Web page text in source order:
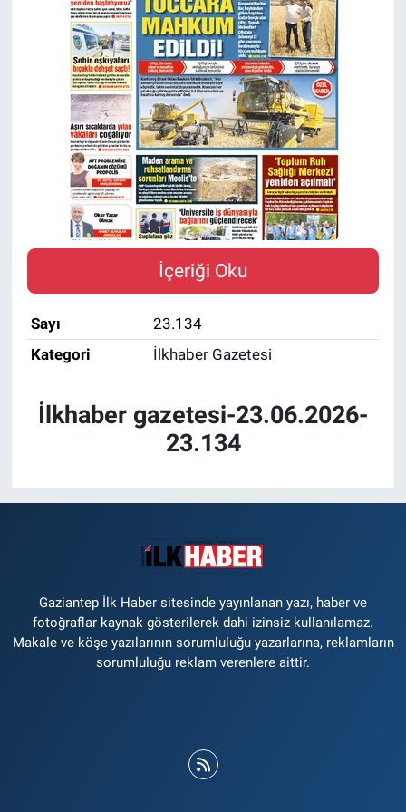
İçeriği Oku
Sayı
23.134
Kategori
İlkhaber Gazetesi
İlkhaber gazetesi-23.06.2026-
23.134
Gaziantep İlk Haber sitesinde yayınlanan yazı, haber ve
fotoğraflar kaynak gösterilerek dahi izinsiz kullanılamaz.
Makale ve köşe yazılarının sorumluluğu yazarlarına, reklamların
sorumluluğu reklam verenlere aittir.